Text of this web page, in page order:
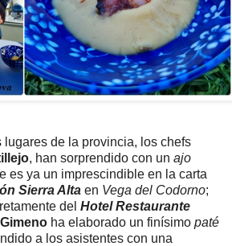
lugares de la provincia, los chefs
, han sorprendido con un ajo
es ya un imprescindible en la carta
Sierra Alta en Vega del Codorno;
del Hotel Restaurante
ha elaborado un finísimo paté
a los asistentes con una